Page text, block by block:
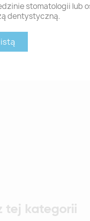
stomatologii lub
dentystyczną.
tej kategorii